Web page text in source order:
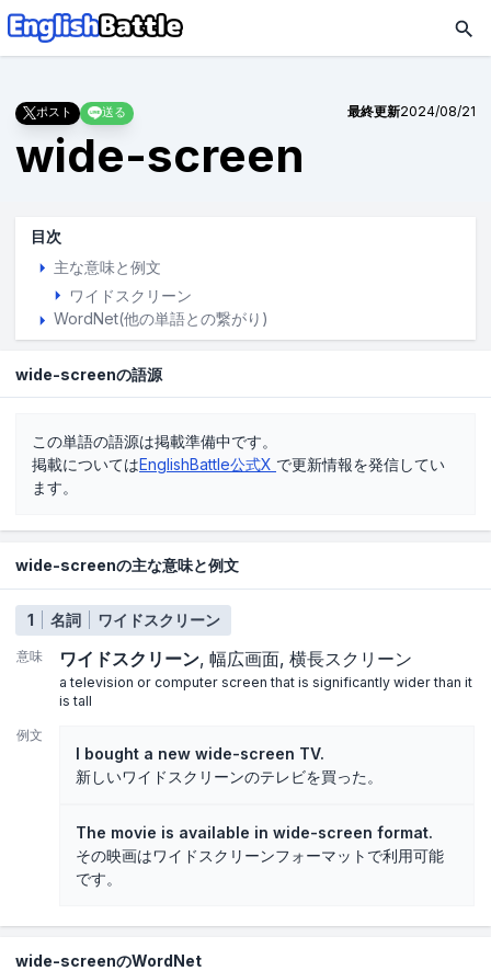
ポスト 送る 最終更新2024/08/21
wide-screen
目次
主な意味と例文
ワイドスクリーン
WordNet(他の単語との繋がり)
wide-screenの語源
この単語の語源は掲載準備中です。
掲載についてはEnglishBattle公式X で更新情報を発信してい
ます。
wide-screenの主な意味と例文
1 名詞 ワイドスクリーン
意味 ワイドスクリーン 幅広画面 横長スクリーン
a television or computer screen that is significantly wider than it
is tall
例文
I bought a new wide-screen TV.
新しいワイドスクリーンのテレビを買った。
The movie is available in wide-screen format.
その映画はワイドスクリーンフォーマットで利用可能
です。
wide-screenのWordNet